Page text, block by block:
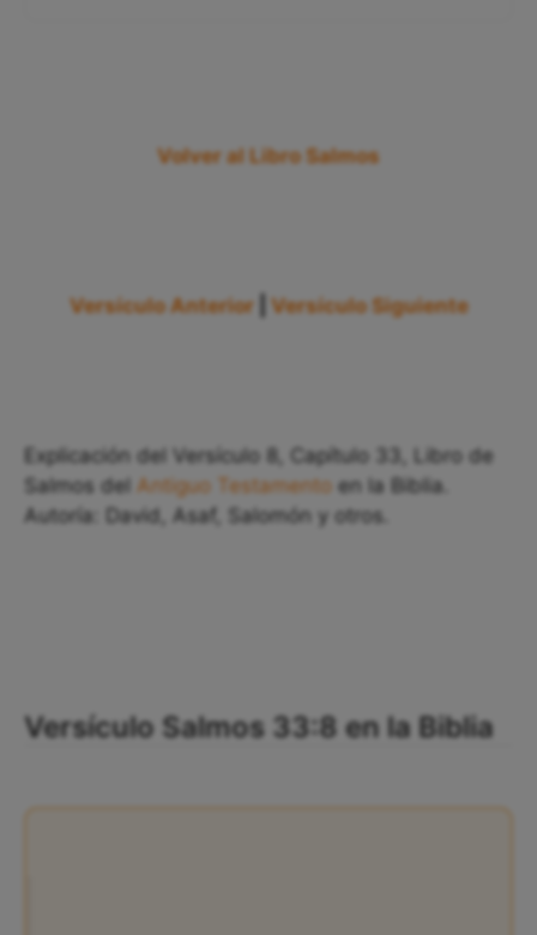
Volver al Libro Salmos
Versículo Anterior Versículo Siguiente
Explicación del Versículo 8, Capítulo 33, Libro de
Salmos del Antiguo Testamento en la Biblia.
Autoría: David, Asaf, Salomón y otros.
Versículo Salmos 33:8 en la Biblia